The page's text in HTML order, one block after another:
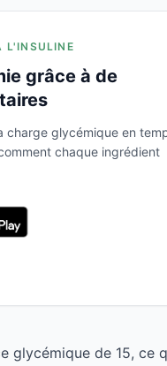
L'INSULINE
grâce à de
charge glycémique en
chaque ingrédient
glycémique de 15, ce